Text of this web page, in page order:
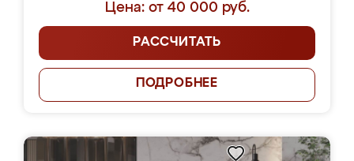
Цена: от 40 000 руб.
РАССЧИТАТЬ
ПОДРОБНЕЕ